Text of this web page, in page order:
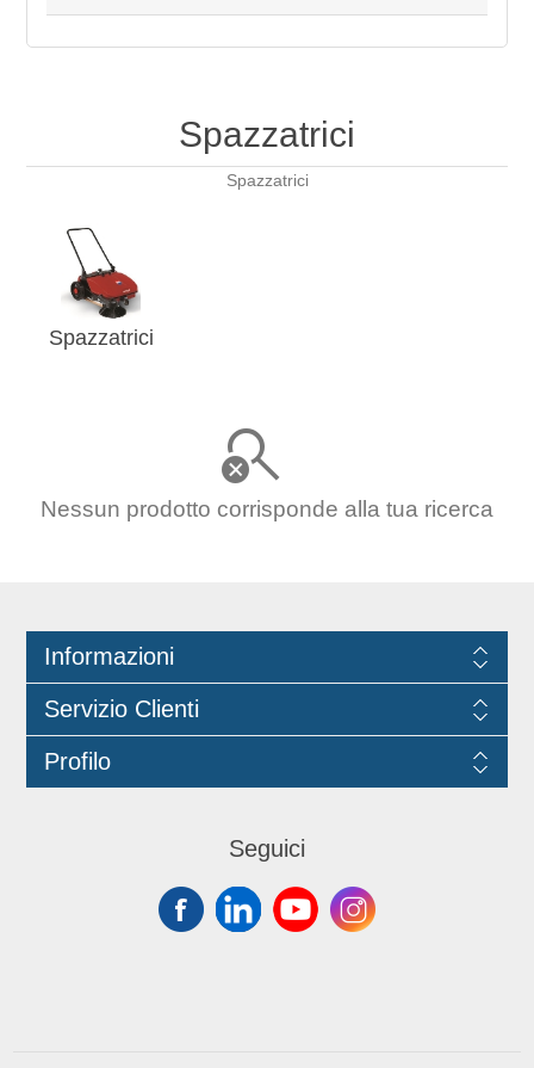
Spazzatrici
Spazzatrici
Spazzatrici
Nessun prodotto corrisponde alla tua ricerca
Informazioni
Servizio Clienti
Profilo
Seguici